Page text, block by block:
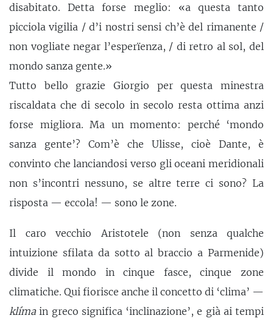
disabitato. Detta forse meglio: «a questa tanto
picciola vigilia / d’i nostri sensi ch’è del rimanente /
non vogliate negar l’esperïenza, / di retro al sol, del
mondo sanza gente.»
Tutto bello grazie Giorgio per questa minestra
riscaldata che di secolo in secolo resta ottima anzi
forse migliora. Ma un momento: perché ‘mondo
sanza gente’? Com’è che Ulisse, cioè Dante, è
convinto che lanciandosi verso gli oceani meridionali
non s’incontri nessuno, se altre terre ci sono? La
risposta — eccola! — sono le zone.
Il caro vecchio Aristotele (non senza qualche
intuizione sfilata da sotto al braccio a Parmenide)
divide il mondo in cinque fasce, cinque zone
climatiche. Qui fiorisce anche il concetto di ‘clima’ —
klímain greco significa ‘inclinazione’, e già ai tempi